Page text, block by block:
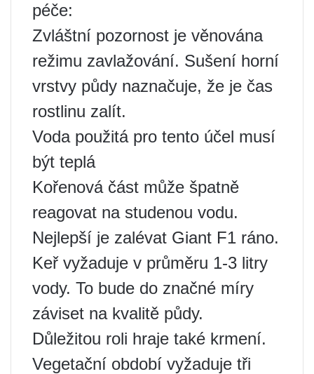
péče:
Zvláštní pozornost je věnována
režimu zavlažování. Sušení horní
vrstvy půdy naznačuje, že je čas
rostlinu zalít.
Voda použitá pro tento účel musí
být teplá
Kořenová část může špatně
reagovat na studenou vodu.
Nejlepší je zalévat Giant F1 ráno.
Keř vyžaduje v průměru 1-3 litry
vody. To bude do značné míry
záviset na kvalitě půdy.
Důležitou roli hraje také krmení.
Vegetační období vyžaduje tři